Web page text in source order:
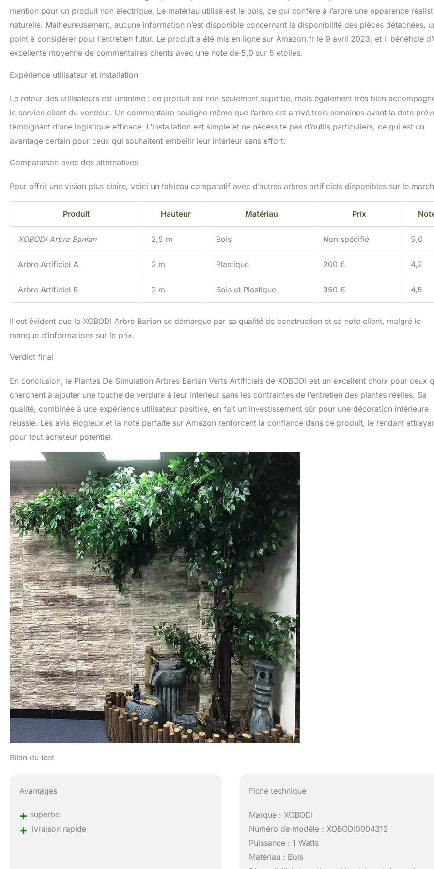
mention pour un produit non électrique. Le matériau utilisé est le bois, ce qui confère à l’arbre une apparence
naturelle. Malheureusement, aucune information n’est disponible concernant la disponibilité des pièces détachées,
point à considérer pour l’entretien futur. Le produit a été mis en ligne sur Amazon.fr le 9 avril 2023, et il bénéficie
excellente moyenne de commentaires clients avec une note de 5,0 sur 5 étoiles.
Expérience utilisateur et installation
Le retour des utilisateurs est unanime : ce produit est non seulement superbe, mais également très bien
le service client du vendeur. Un commentaire souligne même que l’arbre est arrivé trois semaines avant la date
témoignant d’une logistique efficace. L’installation est simple et ne nécessite pas d’outils particuliers, ce qui est un
avantage certain pour ceux qui souhaitent embellir leur intérieur sans effort.
Comparaison avec des alternatives
Pour offrir une vision plus claire, voici un tableau comparatif avec d’autres arbres artificiels disponibles sur le
Produit Hauteur Matériau Prix
XOBODI Arbre Banian 2,5 m Bois Non spécifié 5,0
Arbre Artificiel A 2 m Plastique 200 € 4,2
Arbre Artificiel B 3 m Bois et Plastique 350 € 4,5
Il est évident que le XOBODI Arbre Banian se démarque par sa qualité de construction et sa note client, malgré le
manque d’informations sur le prix.
Verdict final
En conclusion, le Plantes De Simulation Arbres Banian Verts Artificiels de XOBODI est un excellent choix pour ceux
cherchent à ajouter une touche de verdure à leur intérieur sans les contraintes de l’entretien des plantes réelles. Sa
qualité, combinée à une expérience utilisateur positive, en fait un investissement sûr pour une décoration intérieure
réussie. Les avis élogieux et la note parfaite sur Amazon renforcent la confiance dans ce produit, le rendant
pour tout acheteur potentiel.
Bilan du test
Avantages
+ superbe
+ livraison rapide
Fiche technique
Marque : XOBODI
Numéro de modèle : XOBODI0004313
Puissance : 1 Watts
Matériau : Bois